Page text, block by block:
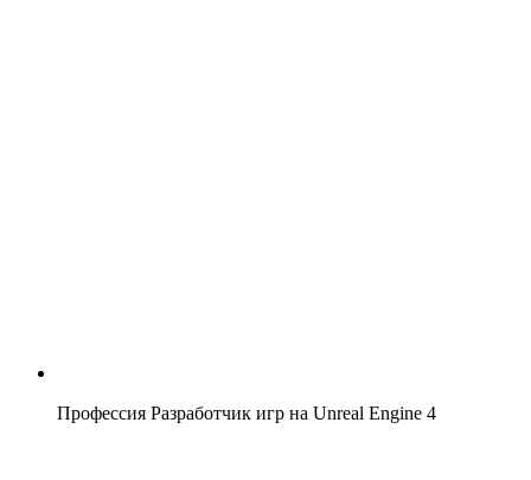
Профессия Разработчик игр на Unreal Engine 4